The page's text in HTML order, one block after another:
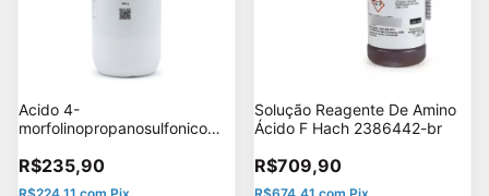
Acido 4-
morfolinopropanosulfonico
R$235,90
Solução Reagente De Amino
Ácido F Hach 2386442-br
R$709,90